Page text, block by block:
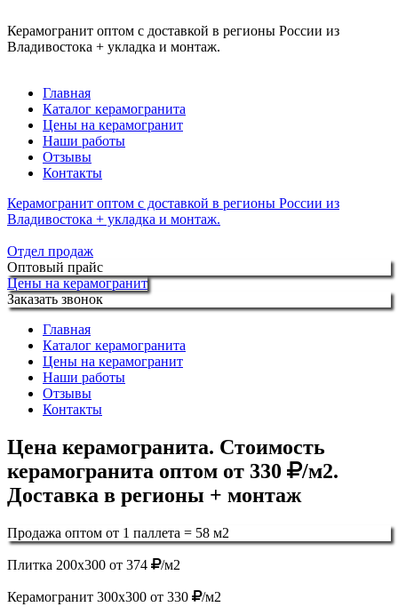
Керамогранит оптом с доставкой в регионы России из
Владивостока + укладка и монтаж.
Главная
Каталог керамогранита
Цены на керамогранит
Наши работы
Отзывы
Контакты
Керамогранит оптом с доставкой в регионы России из
Владивостока + укладка и монтаж.
Отдел продаж
Оптовый прайс
Цены на керамогранит
Заказать звонок
Главная
Каталог керамогранита
Цены на керамогранит
Наши работы
Отзывы
Контакты
Цена керамогранита. Стоимость
керамогранита оптом от 330
/м2.
Доставка в регионы + монтаж
Продажа оптом от 1 паллета = 58 м2
Плитка 200х300 от 374 /м2
Керамогранит 300х300 от 330 /м2